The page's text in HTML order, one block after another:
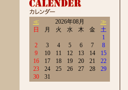
≪ 2026年08月
≫
日
月 火 水 木 金
土
1
2
3 4 5 6 7
8
9
10 11 12 13 14
15
16
17 18 19 20 21
22
23
24 25 26 27 28
29
30
31